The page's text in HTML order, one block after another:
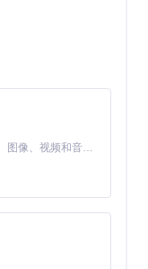
MiniMax H3 是一个通用的全模态生成系统。它支持对由文本、图像、视频和音频组成的多模态上下文进行统一理解，并能生成分辨率高达 2K、时长可达 15 秒的带原生立体声音频的视频。得益于面向任务泛化的系统设计，H3 在预训练阶段就已具备广泛的多模态上下文理解与生成能力，能够出色地执行复杂的多模态指令。